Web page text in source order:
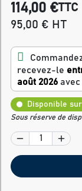
114,00 €TTC
95,00 € HT
recevez-le
août 2026 avec
Disponible
Sous réserve de